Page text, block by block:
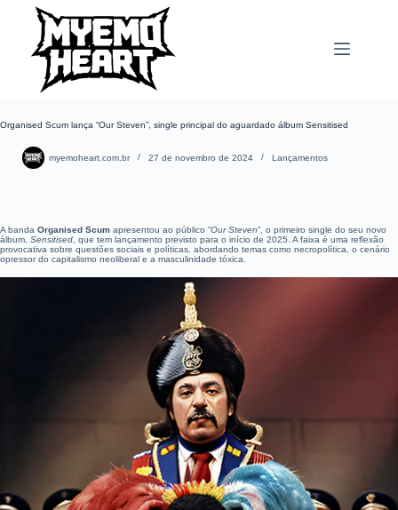
Organised Scum lança “Our Steven”, single principal do aguardado álbum Sensitised
myemoheart.com.br 27 de novembro de 2024 Lançamentos
A banda Organised Scum apresentou ao público “Our Steven“, o primeiro single do seu novo
álbum, Sensitised , que tem lançamento previsto para o início de 2025. A faixa é uma reflexão
provocativa sobre questões sociais e políticas, abordando temas como necropolítica, o cenário
opressor do capitalismo neoliberal e a masculinidade tóxica.